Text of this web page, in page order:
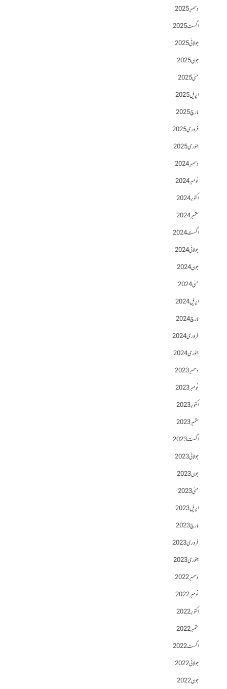
دسمبر 2025
اگست 2025
جولائی 2025
جون 2025
مئی 2025
اپریل 2025
مارچ 2025
فروری 2025
جنوری 2025
دسمبر 2024
نومبر 2024
اکتوبر 2024
ستمبر 2024
اگست 2024
جولائی 2024
جون 2024
مئی 2024
اپریل 2024
مارچ 2024
فروری 2024
جنوری 2024
دسمبر 2023
نومبر 2023
اکتوبر 2023
ستمبر 2023
اگست 2023
جولائی 2023
جون 2023
مئی 2023
اپریل 2023
مارچ 2023
فروری 2023
جنوری 2023
دسمبر 2022
نومبر 2022
اکتوبر 2022
ستمبر 2022
اگست 2022
جولائی 2022
جون 2022